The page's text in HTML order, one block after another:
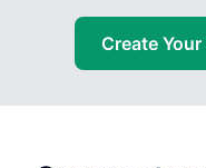
Create Your